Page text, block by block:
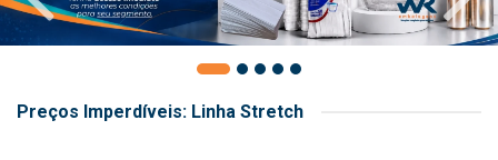
Preços Imperdíveis: Linha Stretch